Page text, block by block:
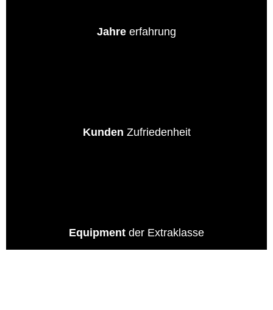
Jahre erfahrung
Kunden Zufriedenheit
Equipment der Extraklasse